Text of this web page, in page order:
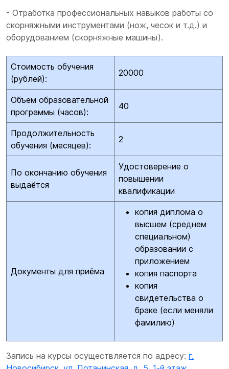
- Отработка профессиональных навыков работы со
скорняжными инструментами (нож, чесок и т.д.) и
оборудованием (скорняжные машины).
Стоимость обучения
(рублей):
20000
Объем образовательной
программы (часов):
40
Продолжительность
обучения (месяцев):
2
По окончанию обучения
выдаётся
Удостоверение о
повышении
квалификации
Документы для приёма
копия диплома о
высшем (среднем
специальном)
образовании с
приложением
копия паспорта
копия
свидетельства о
браке (если меняли
фамилию)
Запись на курсы осуществляется по адресу: г.